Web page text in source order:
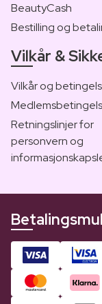
BeautyCash
Bestilling og
Vilkår &
Vilkår og
Retningslinjer for
personvern og